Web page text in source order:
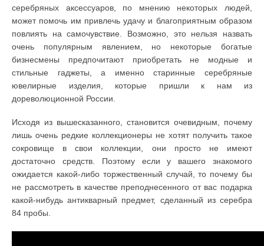
серебряных аксессуаров, по мнению некоторых людей,
может помочь им привлечь удачу и благоприятным образом
повлиять на самочувствие. Возможно, это нельзя назвать
очень популярным явлением, но некоторые богатые
бизнесмены предпочитают приобретать не модные и
стильные гаджеты, а именно старинные серебряные
ювелирные изделия, которые пришли к нам из
дореволюционной России.
Исходя из вышесказанного, становится очевидным, почему
лишь очень редкие коллекционеры не хотят получить такое
сокровище в свои коллекции, они просто не имеют
достаточно средств. Поэтому если у вашего знакомого
ожидается какой-либо торжественный случай, то почему бы
не рассмотреть в качестве преподнесенного от вас подарка
какой-нибудь антикварный предмет, сделанный из серебра
84 пробы.